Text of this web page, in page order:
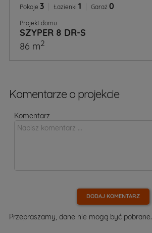
Pokoje 3 Łazienki 1 Garaż 0
Projekt domu
SZYPER 8 DR-S
86 m2
Komentarze o projekcie
Komentarz
DODAJ KOMENTARZ
Przepraszamy, dane nie mogą być pobrane.